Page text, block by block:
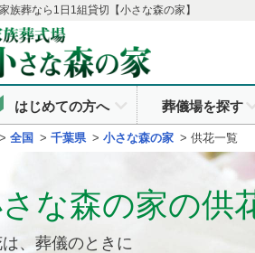
族葬なら1日1組貸切【小さな森の家】
はじめての方へ 葬儀場を探す
> 全国 > 千葉県 > 小さな森の家 > 供花一覧
な森の家の供
、葬儀のときに